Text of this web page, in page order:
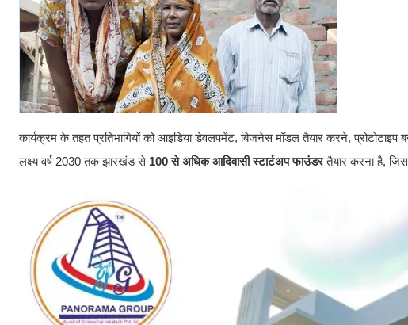
कार्यक्रम के तहत प्रतिभागियों को आइडिया डेवलपमेंट, बिजनेस मॉडल तैयार करने,
लक्ष्य वर्ष 2030 तक झारखंड से 100 से अधिक आदिवासी स्टार्टअप फाउंडरतैयार करना है,